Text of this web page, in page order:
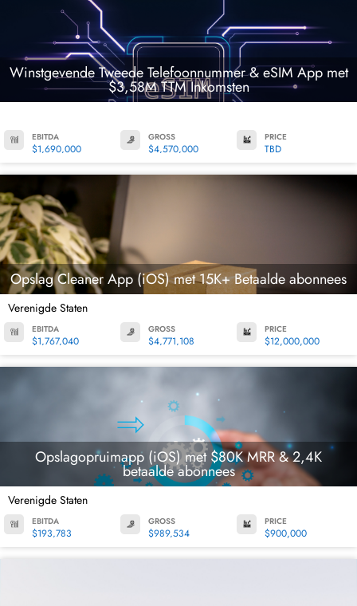
Winstgevende Tweede Telefoonnummer & eSIM App met
$3,58M TTM Inkomsten
EBITDA
$1,690,000
GROSS
$4,570,000
PRICE
TBD
Opslag Cleaner App (iOS) met 15K+ Betaalde abonnees
Verenigde Staten
EBITDA
$1,767,040
GROSS
$4,771,108
PRICE
$12,000,000
Opslagopruimapp (iOS) met $80K MRR & 2,4K
betaalde abonnees
Verenigde Staten
EBITDA
$193,783
GROSS
$989,534
PRICE
$900,000